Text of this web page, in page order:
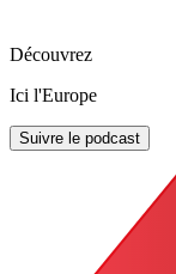
Découvrez
Ici l'Europe
Suivre le podcast